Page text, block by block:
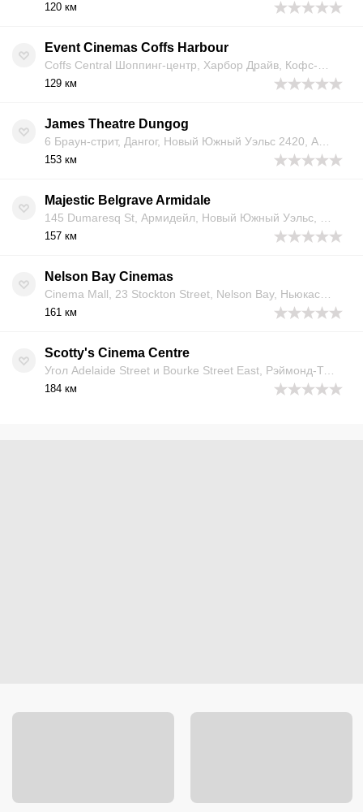
120 км
Event Cinemas Coffs Harbour
129 км
James Theatre Dungog
153 км
Majestic Belgrave Armidale
157 км
Nelson Bay Cinemas
161 км
Scotty's Cinema Centre
184 км